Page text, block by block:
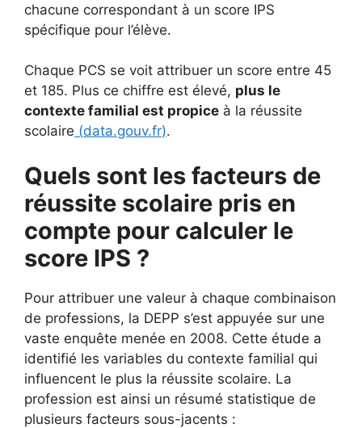
chacune correspondant à un score IPS
spécifique pour l’élève.
Chaque PCS se voit attribuer un score entre 45
et 185. Plus ce chiffre est élevé, plus le
contexte familial est propice à la réussite
scolaire (data.gouv.fr).
Quels sont les facteurs de
réussite scolaire pris en
compte pour calculer le
score IPS ?
Pour attribuer une valeur à chaque combinaison
de professions, la DEPP s’est appuyée sur une
vaste enquête menée en 2008. Cette étude a
identifié les variables du contexte familial qui
influencent le plus la réussite scolaire. La
profession est ainsi un résumé statistique de
plusieurs facteurs sous-jacents :